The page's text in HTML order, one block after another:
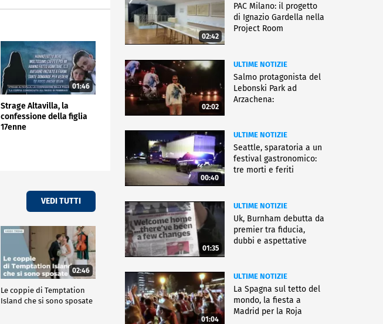
01:46
Strage Altavilla, la
confessione della figlia
17enne
VEDI TUTTI
02:46
Le coppie di Temptation
Island che si sono sposate
02:42
PAC Milano: il progetto
di Ignazio Gardella nella
Project Room
02:02
ULTIME NOTIZIE
Salmo protagonista del
Lebonski Park ad
Arzachena:
00:40
ULTIME NOTIZIE
Seattle, sparatoria a un
festival gastronomico:
tre morti e feriti
01:35
ULTIME NOTIZIE
Uk, Burnham debutta da
premier tra fiducia,
dubbi e aspettative
01:04
ULTIME NOTIZIE
La Spagna sul tetto del
mondo, la fiesta a
Madrid per la Roja